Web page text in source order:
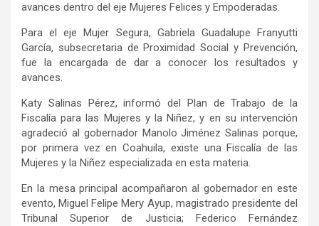
avances dentro del eje Mujeres Felices y Empoderadas.
Para el eje Mujer Segura, Gabriela Guadalupe Franyutti
García, subsecretaria de Proximidad Social y Prevención,
fue la encargada de dar a conocer los resultados y
avances.
Katy Salinas Pérez, informó del Plan de Trabajo de la
Fiscalía para las Mujeres y la Niñez, y en su intervención
agradeció al gobernador Manolo Jiménez Salinas porque,
por primera vez en Coahuila, existe una Fiscalía de las
Mujeres y la Niñez especializada en esta materia.
En la mesa principal acompañaron al gobernador en este
evento, Miguel Felipe Mery Ayup, magistrado presidente del
Tribunal Superior de Justicia; Federico Fernández